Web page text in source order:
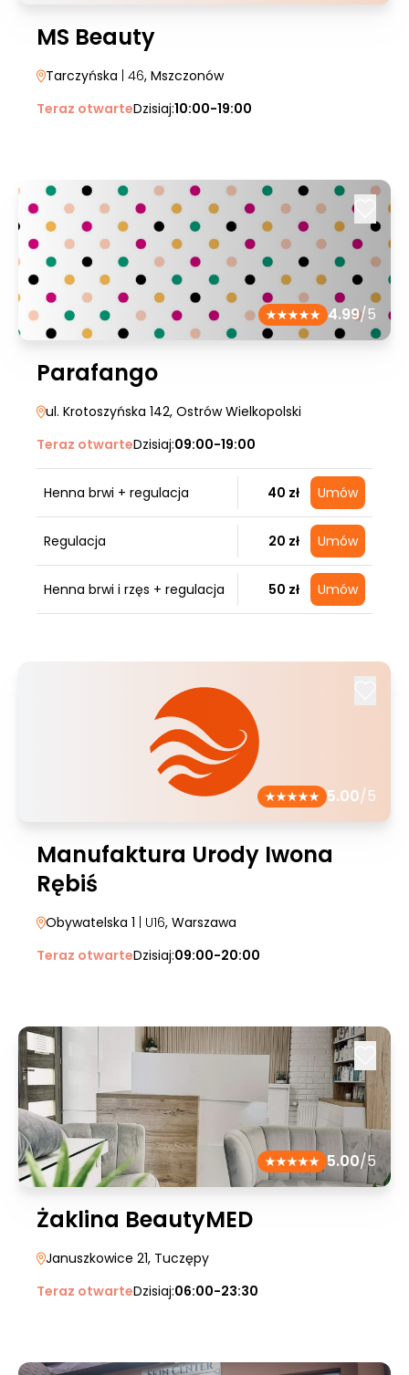
MS Beauty
Tarczyńska | 46, Mszczonów
Teraz otwarteDzisiaj:10:00-19:00
4.99/5
Parafango
ul. Krotoszyńska 142, Ostrów Wielkopolski
Teraz otwarteDzisiaj:09:00-19:00
Henna brwi + regulacja 40 zł Umów
Regulacja 20 zł Umów
Henna brwi i rzęs + regulacja 50 zł Umów
5.00/5
Manufaktura Urody Iwona
Rębiś
Obywatelska 1 | U16, Warszawa
Teraz otwarteDzisiaj:09:00-20:00
5.00/5
Żaklina BeautyMED
Januszkowice 21, Tuczępy
Teraz otwarteDzisiaj:06:00-23:30